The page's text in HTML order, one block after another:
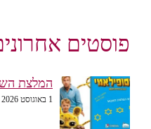
פוסטים
המלצת
1 באוגוסט 2026